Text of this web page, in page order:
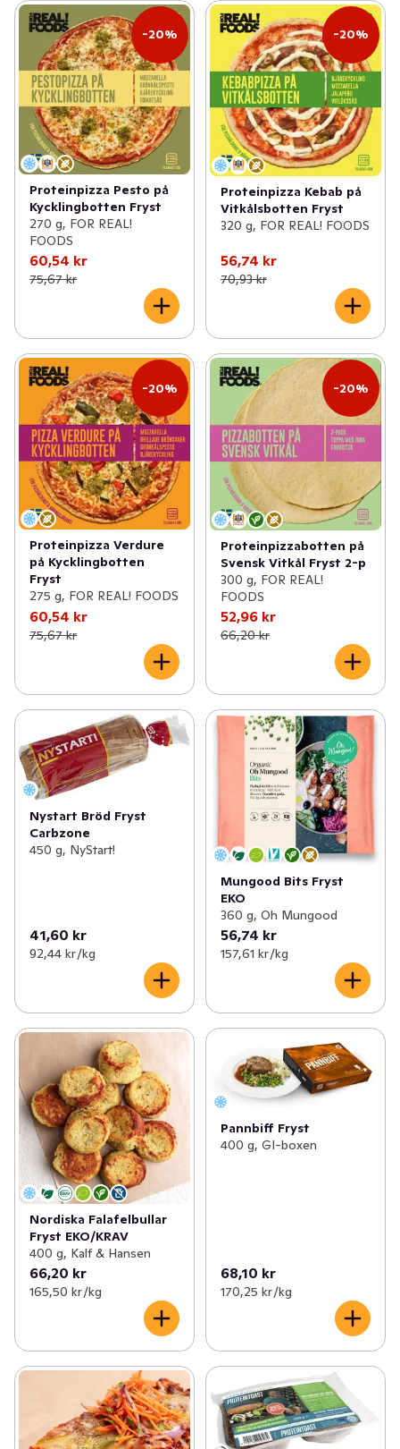
-20%
Proteinpizza Pesto på
Kycklingbotten Fryst
270 g, FOR REAL!
FOODS
60,54 kr
75,67 kr
-20%
Proteinpizza Kebab på
Vitkålsbotten Fryst
320 g, FOR REAL! FOODS
56,74 kr
70,93 kr
-20%
Proteinpizza Verdure
på Kycklingbotten
Fryst
275 g, FOR REAL! FOODS
60,54 kr
75,67 kr
-20%
Proteinpizzabotten på
Svensk Vitkål Fryst 2-p
300 g, FOR REAL!
FOODS
52,96 kr
66,20 kr
Nystart Bröd Fryst
Carbzone
450 g, NyStart!
41,60 kr
92,44 kr /kg
Mungood Bits Fryst
EKO
360 g, Oh Mungood
56,74 kr
157,61 kr /kg
Nordiska Falafelbullar
Fryst EKO/KRAV
400 g, Kalf & Hansen
66,20 kr
165,50 kr /kg
Pannbiff Fryst
400 g, GI-boxen
68,10 kr
170,25 kr /kg